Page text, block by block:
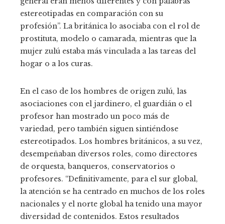
estereotipadas en comparación con su
profesión”. La británica lo asociaba con el rol de
prostituta, modelo o camarada, mientras que la
mujer zulú estaba más vinculada a las tareas del
hogar o a los curas.
En el caso de los hombres de origen zulú, las
asociaciones con el jardinero, el guardián o el
profesor han mostrado un poco más de
variedad, pero también siguen sintiéndose
estereotipados. Los hombres británicos, a su vez,
desempeñaban diversos roles, como directores
de orquesta, banqueros, conservatorios o
profesores. “Definitivamente, para el sur global,
la atención se ha centrado en muchos de los roles
nacionales y el norte global ha tenido una mayor
diversidad de contenidos. Estos resultados